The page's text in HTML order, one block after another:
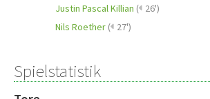
Justin Pascal Killian ( 26')
Nils Roether ( 27')
Spielstatistik